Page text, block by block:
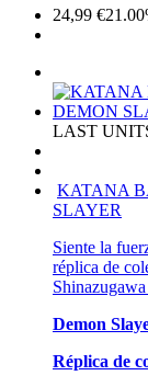
24,99 €
LAST
KATANA
SLAYER
Siente la
réplica de
Demon
Réplica de